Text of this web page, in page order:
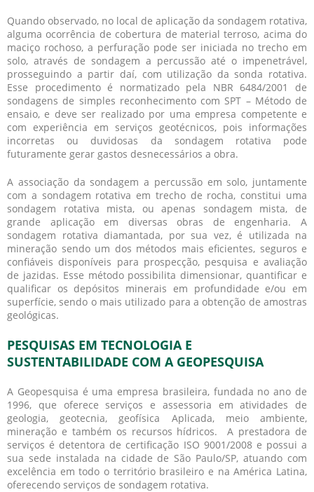
Quando observado, no local de aplicação da sondagem rotativa,
alguma ocorrência de cobertura de material terroso, acima do
maciço rochoso, a perfuração pode ser iniciada no trecho em
solo, através de sondagem a percussão até o impenetrável,
prosseguindo a partir daí, com utilização da sonda rotativa.
Esse procedimento é normatizado pela NBR 6484/2001 de
sondagens de simples reconhecimento com SPT – Método de
ensaio, e deve ser realizado por uma empresa competente e
com experiência em serviços geotécnicos, pois informações
incorretas ou duvidosas da sondagem rotativa pode
futuramente gerar gastos desnecessários a obra.
A associação da sondagem a percussão em solo, juntamente
com a sondagem rotativa em trecho de rocha, constitui uma
sondagem rotativa mista, ou apenas sondagem mista, de
grande aplicação em diversas obras de engenharia. A
sondagem rotativa diamantada, por sua vez, é utilizada na
mineração sendo um dos métodos mais eficientes, seguros e
confiáveis disponíveis para prospecção, pesquisa e avaliação
de jazidas. Esse método possibilita dimensionar, quantificar e
qualificar os depósitos minerais em profundidade e/ou em
superfície, sendo o mais utilizado para a obtenção de amostras
geológicas.
PESQUISAS EM TECNOLOGIA E
SUSTENTABILIDADE COM A GEOPESQUISA
A Geopesquisa é uma empresa brasileira, fundada no ano de
1996, que oferece serviços e assessoria em atividades de
geologia, geotecnia, geofísica Aplicada, meio ambiente,
mineração e também os recursos hídricos. A prestadora de
serviços é detentora de certificação ISO 9001/2008 e possui a
sua sede instalada na cidade de São Paulo/SP, atuando com
excelência em todo o território brasileiro e na América Latina,
oferecendo serviços de sondagem rotativa.